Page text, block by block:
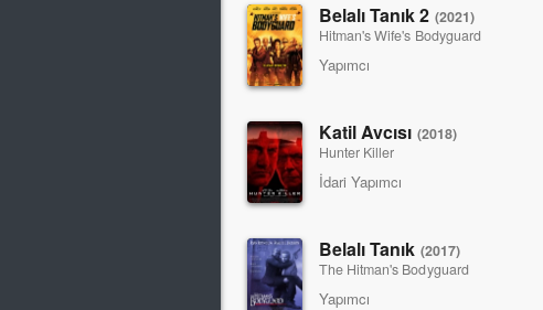
Belalı Tanık 2 (2021)
Hitman's Wife's Bodyguard
Yapımcı
Katil Avcısı (2018)
Hunter Killer
İdari Yapımcı
Belalı Tanık (2017)
The Hitman's Bodyguard
Yapımcı